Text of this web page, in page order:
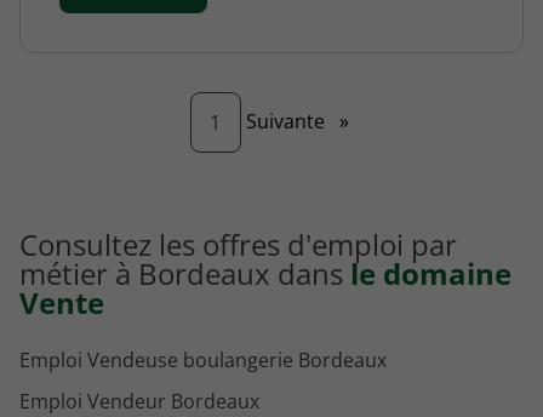
1 Page
Suivante »
Consultez les offres d'emploi par
métier à Bordeaux dans le domaine
Vente
Emploi Vendeuse boulangerie Bordeaux
Emploi Vendeur Bordeaux